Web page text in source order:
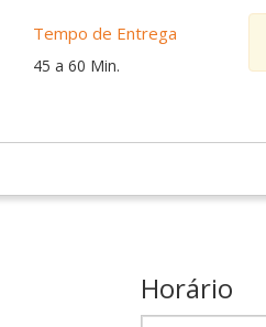
Tempo de Entrega
45 a 60 Min.
Horário